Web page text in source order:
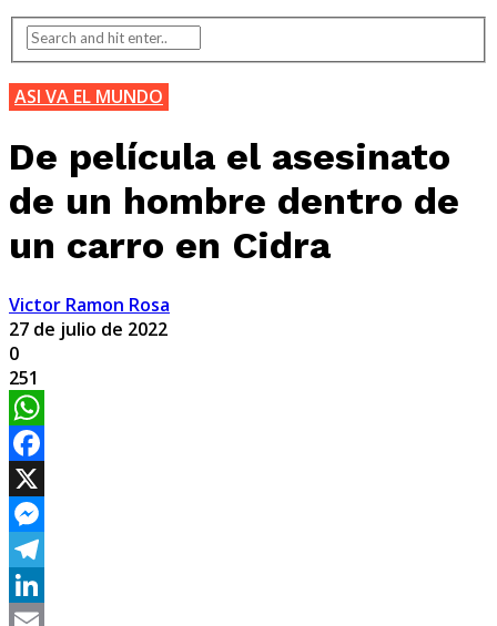
ASI VA EL MUNDO
De película el asesinato
de un hombre dentro de
un carro en Cidra
Victor Ramon Rosa
27 de julio de 2022
0
251
WhatsApp
Facebook
X
Messenger
Telegram
LinkedIn